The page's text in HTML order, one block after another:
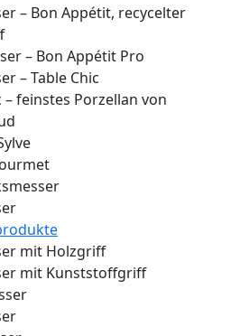
– Bon Appétit, recycelter
– Bon Appétit Pro
– Table Chic
– feinstes Porzellan von
mit Holzgriff
mit Kunststoffgriff